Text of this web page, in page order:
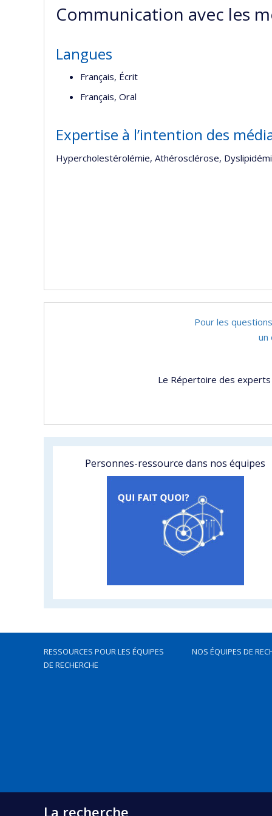
Communication avec les
Langues
Français, Écrit
Français, Oral
Expertise à l’intention des
Hypercholestérolémie, Athérosclérose,
Pour les
un
Le Répertoire des
Personnes-ressource dans nos équipes
RESSOURCES POUR LES ÉQUIPES
DE RECHERCHE
NOS ÉQUIPES DE
La recherche